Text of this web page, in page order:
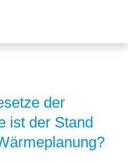
Genehmigungen
Grundsatzfragen
Blog
Karriere
der
ist der Stand